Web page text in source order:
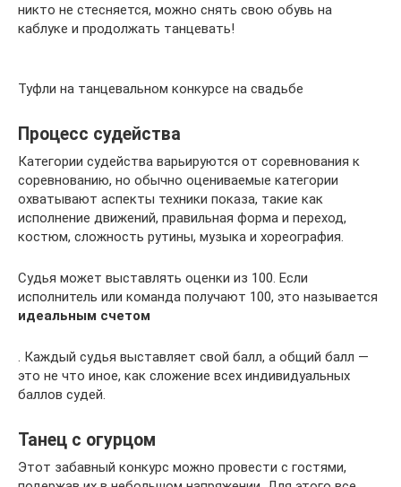
никто не стесняется, можно снять свою обувь на
каблуке и продолжать танцевать!
Туфли на танцевальном конкурсе на свадьбе
Процесс судейства
Категории судейства варьируются от соревнования к
соревнованию, но обычно оцениваемые категории
охватывают аспекты техники показа, такие как
исполнение движений, правильная форма и переход,
костюм, сложность рутины, музыка и хореография.
Судья может выставлять оценки из 100. Если
исполнитель или команда получают 100, это называется
идеальным счетом
. Каждый судья выставляет свой балл, а общий балл —
это не что иное, как сложение всех индивидуальных
баллов судей.
Танец с огурцом
Этот забавный конкурс можно провести с гостями,